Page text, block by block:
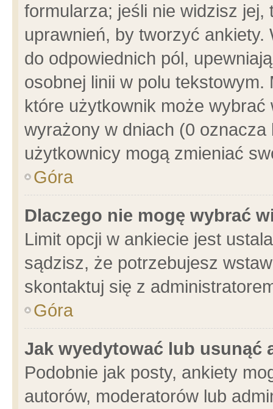
formularza; jeśli nie widzisz
uprawnień, by tworzyć ankiety.
do odpowiednich pól,
osobnej linii w polu
które użytkownik może
wyrażony w dniach (0
użytkownicy mogą zmieniać
Góra
Dlaczego nie mogę wybrać
Limit opcji w ankiecie jest
sądzisz, że potrzebujesz
skontaktuj się z
Góra
Jak wyedytować lub usunąć
Podobnie jak posty, ankiety
autorów, moderatorów lub